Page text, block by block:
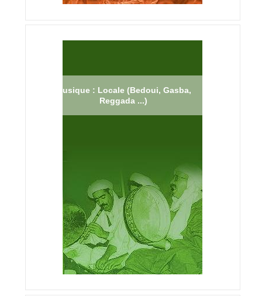
Musique : Locale (Bedoui, Gasba,
Reggada ...)